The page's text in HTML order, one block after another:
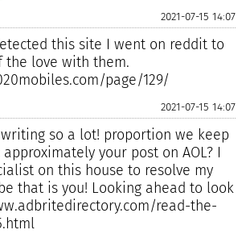
2021-07-15 14:07
this site I went on reddit to
the love with them.
page/129/
2021-07-15 14:07
so a lot! proportion we keep
your post on AOL? I
on this house to resolve my
that is you! Looking ahead to look
read-the-